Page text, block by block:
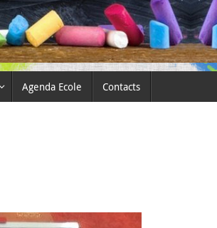
Agenda Ecole Contacts